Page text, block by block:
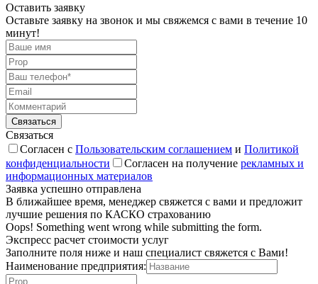
Оставить заявку
Оставьте заявку на звонок и мы свяжемся с вами в течение 10
минут!
Связаться
Согласен с Пользовательским соглашением и Политикой
конфиденциальности
Согласен на получение рекламных и
информационных материалов
Заявка успешно отправлена
В ближайшее время, менеджер свяжется с вами и предложит
лучшие решения по КАСКО страхованию
Oops! Something went wrong while submitting the form.
Экспресс расчет стоимости услуг
Заполните поля ниже и наш специалист свяжется с Вами!
Наименование предприятия: